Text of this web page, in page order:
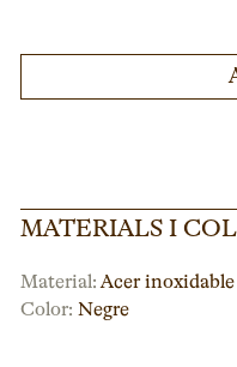
MATERIALS I
Material: Acer inoxidable
Color: Negre